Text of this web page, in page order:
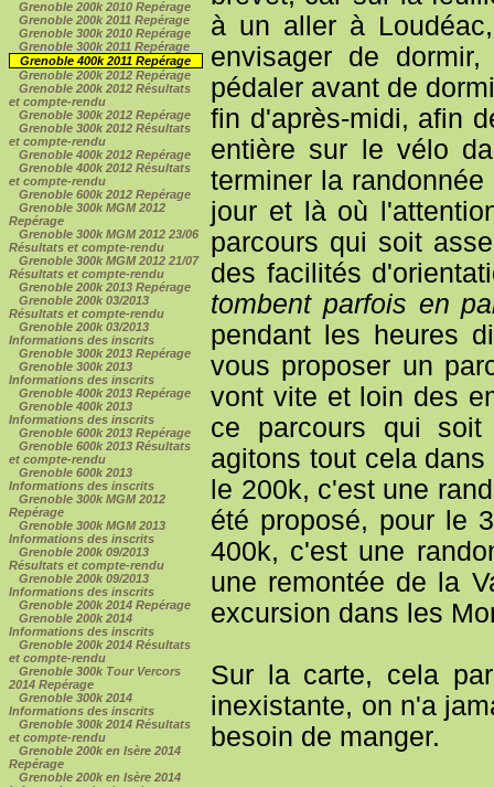
Grenoble 200k 2010 Repérage
Grenoble 200k 2011 Repérage
Grenoble 300k 2010 Repérage
Grenoble 300k 2011 Repérage
Grenoble 400k 2011 Repérage
Grenoble 200k 2012 Repérage
Grenoble 200k 2012 Résultats
et compte-rendu
Grenoble 300k 2012 Repérage
Grenoble 300k 2012 Résultats
et compte-rendu
Grenoble 400k 2012 Repérage
Grenoble 400k 2012 Résultats
et compte-rendu
Grenoble 600k 2012 Repérage
Grenoble 300k MGM 2012
Repérage
Grenoble 300k MGM 2012 23/06
Résultats et compte-rendu
Grenoble 300k MGM 2012 21/07
Résultats et compte-rendu
Grenoble 200k 2013 Repérage
Grenoble 200k 03/2013
Résultats et compte-rendu
Grenoble 200k 03/2013
Informations des inscrits
Grenoble 300k 2013 Repérage
Grenoble 300k 2013
Informations des inscrits
Grenoble 400k 2013 Repérage
Grenoble 400k 2013
Informations des inscrits
Grenoble 600k 2013 Repérage
Grenoble 600k 2013 Résultats
et compte-rendu
Grenoble 600k 2013
Informations des inscrits
Grenoble 300k MGM 2012
Repérage
Grenoble 300k MGM 2013
Informations des inscrits
Grenoble 200k 09/2013
Résultats et compte-rendu
Grenoble 200k 09/2013
Informations des inscrits
Grenoble 200k 2014 Repérage
Grenoble 200k 2014
Informations des inscrits
Grenoble 200k 2014 Résultats
et compte-rendu
Grenoble 300k Tour Vercors
2014 Repérage
Grenoble 300k 2014
Informations des inscrits
Grenoble 300k 2014 Résultats
et compte-rendu
Grenoble 200k en Isère 2014
Repérage
Grenoble 200k en Isère 2014
à un aller à
envisager de
pédaler avant de
fin d'après-midi, afin
entière sur le vélo
terminer la
jour et là où
parcours qui soit
des facilités
tombent parfois en
pendant les heures
vous proposer un
vont vite et loin des
ce parcours qui
agitons tout cela
le 200k, c'est une
été proposé, pour le
400k, c'est une
une remontée de la
excursion dans les
Sur la carte, cela
inexistante, on n'a
besoin de manger.